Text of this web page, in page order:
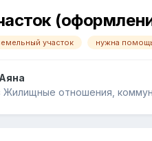
участок нужна
Жилищные отношения,